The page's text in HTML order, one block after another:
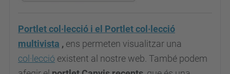
Portlet col·lecció i el Portlet col·lecció
multivista , ens permeten visualitzar una
col·lecció existent al nostre web. També podem